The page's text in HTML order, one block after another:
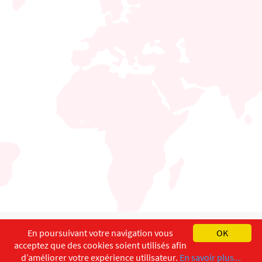
English Français
Copyright ©ISEC-AdW Aspects légaux
OK
En poursuivant votre navigation vous
acceptez que des cookies soient utilisés afin
d’améliorer votre expérience utilisateur. En savoir plus...